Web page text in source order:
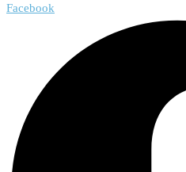
Facebook